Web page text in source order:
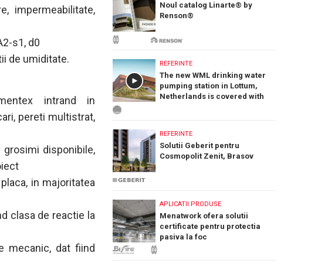
impermeabilitate,
s1, d0
de umiditate.
intrand in
pereti multistrat,
disponibile,
in majoritatea
clasa de reactie la
mecanic, dat fiind
Noul catalog Linarte® by
Renson®
REFERINTE
The new WML drinking water
pumping station in Lottum,
Netherlands is covered with
REFERINTE
Solutii Geberit pentru
Cosmopolit Zenit, Brasov
APLICATII PRODUSE
Menatwork ofera solutii
certificate pentru protectia
pasiva la foc